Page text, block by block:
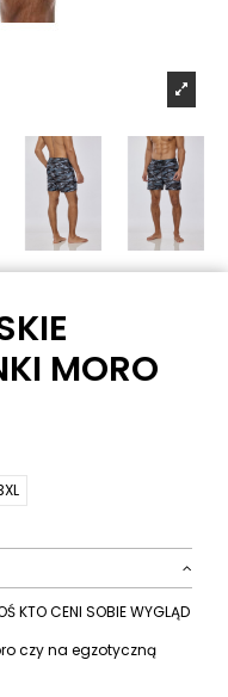
MORO
KTO CENI SOBIE WYGLĄD
czy na egzotyczną